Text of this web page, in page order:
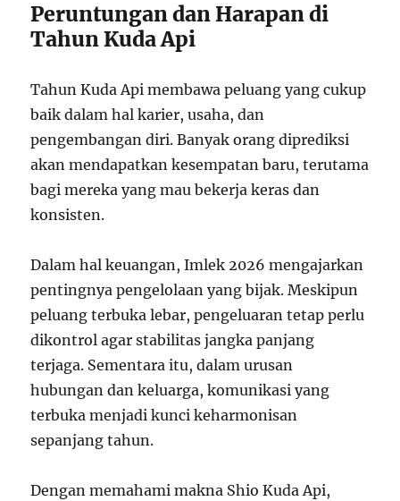
Peruntungan dan Harapan di
Tahun Kuda Api
Tahun Kuda Api membawa peluang yang cukup
baik dalam hal karier, usaha, dan
pengembangan diri. Banyak orang diprediksi
akan mendapatkan kesempatan baru, terutama
bagi mereka yang mau bekerja keras dan
konsisten.
Dalam hal keuangan, Imlek 2026 mengajarkan
pentingnya pengelolaan yang bijak. Meskipun
peluang terbuka lebar, pengeluaran tetap perlu
dikontrol agar stabilitas jangka panjang
terjaga. Sementara itu, dalam urusan
hubungan dan keluarga, komunikasi yang
terbuka menjadi kunci keharmonisan
sepanjang tahun.
Dengan memahami makna Shio Kuda Api,